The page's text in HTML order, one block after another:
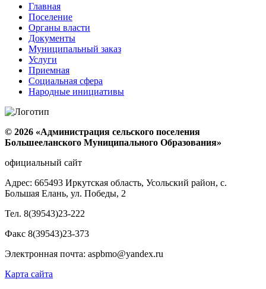
Главная
Поселение
Органы власти
Документы
Муниципальный заказ
Услуги
Приемная
Социальная сфера
Народные инициативы
© 2026 «Администрация сельского поселения
Большееланского Муниципального Образования»
официальный сайт
Адрес: 665493 Иркутская область, Усольский район, с.
Большая Елань, ул. Победы, 2
Тел. 8(39543)23-222
Факс 8(39543)23-373
Электронная почта: aspbmo@yandex.ru
Карта сайта